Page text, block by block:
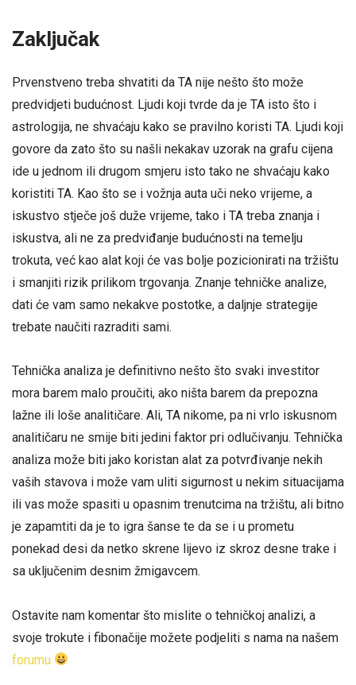
Zaključak
Prvenstveno treba shvatiti da TA nije nešto što može
predvidjeti budućnost. Ljudi koji tvrde da je TA isto što i
astrologija, ne shvaćaju kako se pravilno koristi TA. Ljudi koji
govore da zato što su našli nekakav uzorak na grafu cijena
ide u jednom ili drugom smjeru isto tako ne shvaćaju kako
koristiti TA. Kao što se i vožnja auta uči neko vrijeme, a
iskustvo stječe još duže vrijeme, tako i TA treba znanja i
iskustva, ali ne za predviđanje budućnosti na temelju
trokuta, već kao alat koji će vas bolje pozicionirati na tržištu
i smanjiti rizik prilikom trgovanja. Znanje tehničke analize,
dati će vam samo nekakve postotke, a daljnje strategije
trebate naučiti razraditi sami.
Tehnička analiza je definitivno nešto što svaki investitor
mora barem malo proučiti, ako ništa barem da prepozna
lažne ili loše analitičare. Ali, TA nikome, pa ni vrlo iskusnom
analitičaru ne smije biti jedini faktor pri odlučivanju. Tehnička
analiza može biti jako koristan alat za potvrđivanje nekih
vaših stavova i može vam uliti sigurnost u nekim situacijama
ili vas može spasiti u opasnim trenutcima na tržištu, ali bitno
je zapamtiti da je to igra šanse te da se i u prometu
ponekad desi da netko skrene lijevo iz skroz desne trake i
sa uključenim desnim žmigavcem.
Ostavite nam komentar što mislite o tehničkoj analizi, a
svoje trokute i fibonačije možete podjeliti s nama na našem
forumu